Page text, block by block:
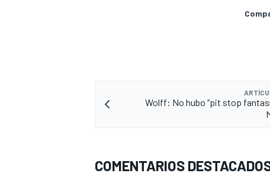
Wolff: No hubo “pit stop
COMENTARIOS